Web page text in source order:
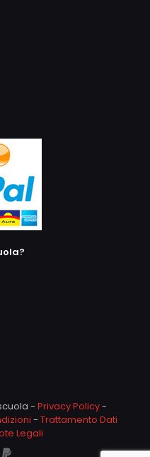
- Privacy Policy-
- Trattamento Dati
Legali